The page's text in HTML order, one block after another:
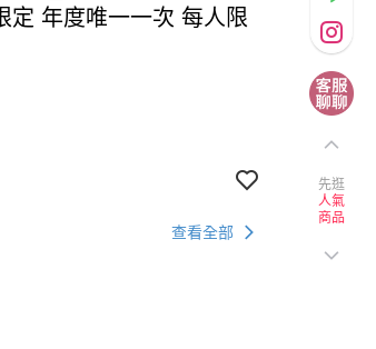
定 年度唯一一次 每人限
查看全部
先逛
人氣
商品